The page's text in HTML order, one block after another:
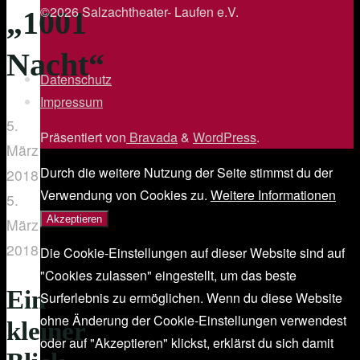
„1001
Nacht“
5.
März
2018
5.
März
2018
Ein
kleiner
©2026 Salzachtheater- Laufen e.V.
Datenschutz
Impressum
Präsentiert von Bravada& WordPress.
Durch die weitere Nutzung der Seite stimmst du der
Verwendung von Cookies zu. Weitere Informationen
Akzeptieren
Die Cookie-Einstellungen auf dieser Website sind auf
"Cookies zulassen" eingestellt, um das beste
Surferlebnis zu ermöglichen. Wenn du diese Website
ohne Änderung der Cookie-Einstellungen verwendest
oder auf "Akzeptieren" klickst, erklärst du sich damit